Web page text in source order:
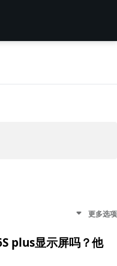
更多选项
plus显示屏吗？他